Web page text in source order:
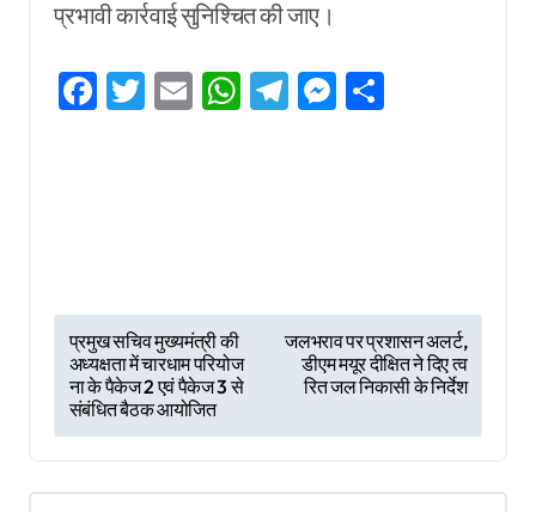
प्रभावी कार्रवाई सुनिश्चित की जाए।
Facebook
Twitter
EmailWhatsApp
Telegram
Messenger
P
o
s
t
n
प्रमुख सचिव मुख्यमंत्री की
अध्यक्षता में चारधाम परियोज
ना के पैकेज 2 एवं पैकेज 3 से
संबंधित बैठक आयोजित
जलभराव पर प्रशासन अलर्ट,
डीएम मयूर दीक्षित ने दिए त्व
रित जल निकासी के निर्देश